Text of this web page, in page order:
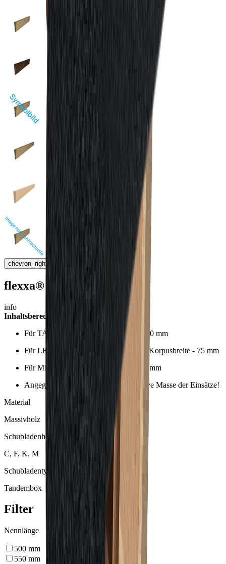
chevron_right
flexxa® Anschlussleisten
info
Inhaltsberechnung:
Für TANDEMBOX: Korpusbreite - 100 mm
Für LEGRABOX und Grass Vionaro: Korpusbreite - 75 mm
Für MERIVOBOX: Korpusbreite - 90 mm
Angegebene Breitenmasse sind effektive Masse der Einsätze!
Material
Massivholz
Schubladenhöhe
C, F, K, M
Schubladentyp
Tandembox
Filter
Nennlänge
500 mm
550 mm